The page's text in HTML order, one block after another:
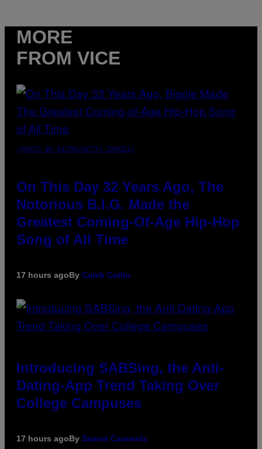
MORE
FROM VICE
(PHOTO BY NITRO/GETTY IMAGES)
On This Day 32 Years Ago, The
Notorious B.I.G. Made the
Greatest Coming-Of-Age Hip-Hop
Song of All Time
17 hours agoBy Caleb Catlin
Introducing SABSing, the Anti-
Dating-App Trend Taking Over
College Campuses
17 hours agoBy Sammi Caramela